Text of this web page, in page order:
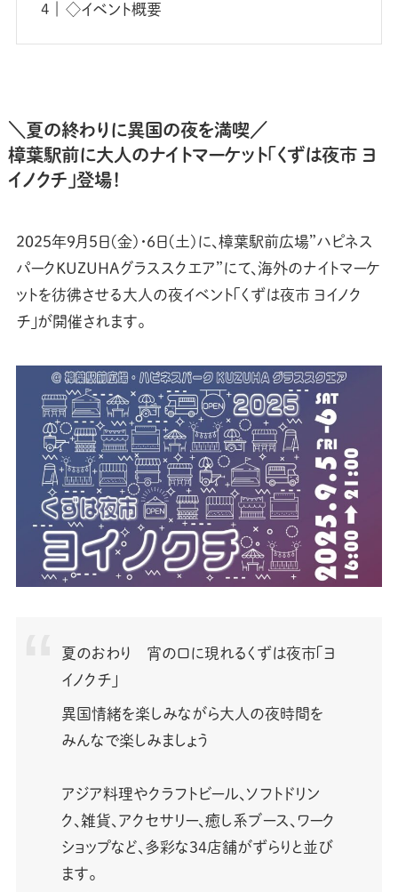
◇イベント概要
＼夏の終わりに異国の夜を満喫／
樟葉駅前に大人のナイトマーケット「くずは夜市 ヨ
イノクチ」登場！
2025年9月5日(金)・6日(土)に、樟葉駅前広場”ハピネス
パークKUZUHAグラススクエア”にて、海外のナイトマーケ
ットを彷彿させる大人の夜イベント「くずは夜市 ヨイノク
チ」が開催されます。
夏のおわり 宵の口に現れるくずは夜市「ヨ
イノクチ」
異国情緒を楽しみながら大人の夜時間を
みんなで楽しみましょう
アジア料理やクラフトビール、ソフトドリン
ク、雑貨、アクセサリー、癒し系ブース、ワーク
ショップなど、多彩な34店舗がずらりと並び
ます。